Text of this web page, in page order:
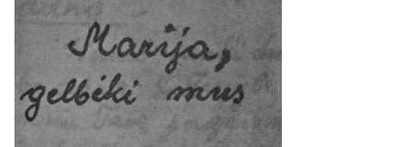
accepteren en om de kracht van de
liefde te gebruiken als het ultieme
verzet tegen onrecht.
Aanbevolen voor iedereen.